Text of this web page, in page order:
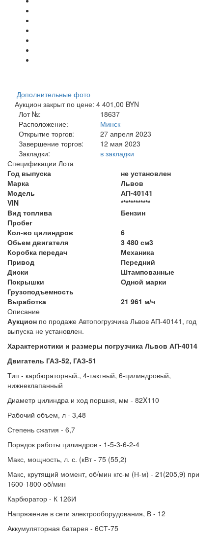
Дополнительные фото
Аукцион закрыт по цене: 4 401,00 BYN
Лот №:
18637
Расположение:
Минск
Открытие торгов:
27 апреля 2023
Завершение торгов:
12 мая 2023
Закладки:
в закладки
Спецификации Лота
Год выпуска
не установлен
Марка
Львов
Модель
АП-40141
VIN
************
Вид топлива
Бензин
Пробег
Кол-во цилиндров
6
Обьем двигателя
3 480 см3
Коробка передач
Механика
Привод
Передний
Диски
Штампованные
Покрышки
Одной марки
Грузоподъемность
Выработка
21 961 м/ч
Описание
Аукцион по продаже Автопогрузчика Львов АП-40141, год
выпуска не установлен.
Характеристики и размеры погрузчика Львов АП-4014
Двигатель ГАЗ-52, ГАЗ-51
Тип - карбюраторный., 4-тактный, 6-цилиндровый,
нижнеклапанный
Диаметр цилиндра и ход поршня, мм - 82X110
Рабочий объем, л - 3,48
Степень сжатия - 6,7
Порядок работы цилиндров - 1-5-3-6-2-4
Макс, мощность, л. с. (кВт - 75 (55,2)
Макс, крутящий момент, об/мин кгс-м (Н-м) - 21(205,9) при
1600-1800 об/мин
Карбюратор - К 126И
Напряжение в сети электрооборудования, В - 12
Аккумуляторная батарея - 6СТ-75